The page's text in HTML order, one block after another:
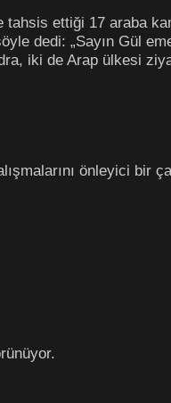
ettiği 17 araba
dedi: „Sayın Gül
iki de Arap ülkesi
önleyici bir